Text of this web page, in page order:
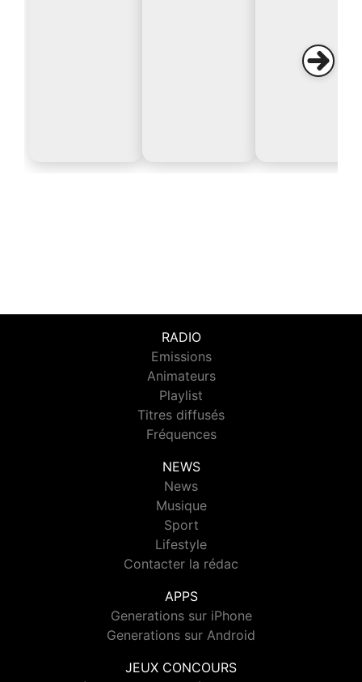
RADIO
Emissions
Animateurs
Playlist
Titres diffusés
Fréquences
NEWS
News
Musique
Sport
Lifestyle
Contacter la rédac
APPS
Generations sur iPhone
Generations sur Android
JEUX CONCOURS